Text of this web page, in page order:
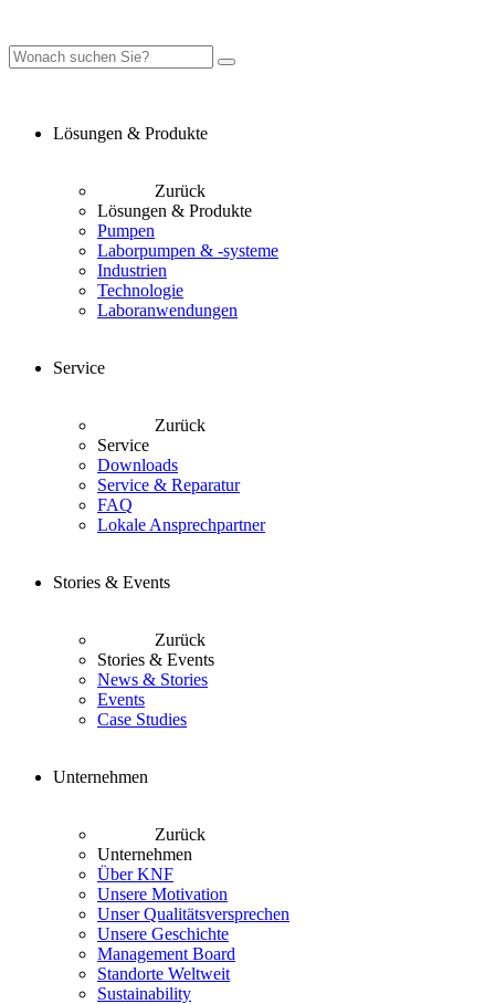
Lösungen & Produkte
Zurück
Lösungen & Produkte
Pumpen
Laborpumpen & -systeme
Industrien
Technologie
Laboranwendungen
Service
Zurück
Service
Downloads
Service & Reparatur
FAQ
Lokale Ansprechpartner
Stories & Events
Zurück
Stories & Events
News & Stories
Events
Case Studies
Unternehmen
Zurück
Unternehmen
Über KNF
Unsere Motivation
Unser Qualitätsversprechen
Unsere Geschichte
Management Board
Standorte Weltweit
Sustainability